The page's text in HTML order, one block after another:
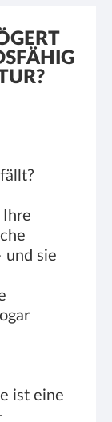
Ihre
und sie
ist eine